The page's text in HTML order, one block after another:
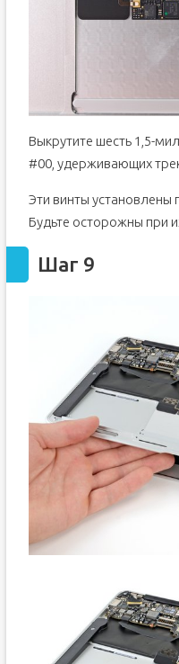
Выкрутите шесть 1,5-
#00, удерживающих
Эти винты установлены
Будьте осторожны при
Шаг 9